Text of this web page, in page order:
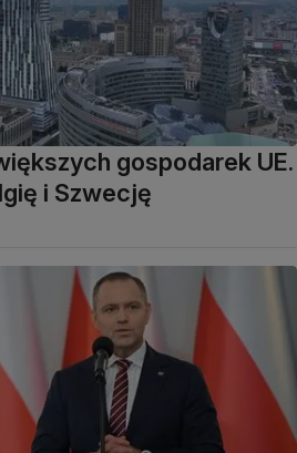
gospodarek UE.
i Szwecję